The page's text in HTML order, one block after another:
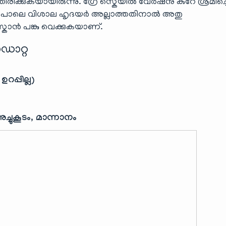
ഗ്രേ സ്കെയിൽ വേർഷനു കുറേ
പോലെ വിശാല ഹൃദയർ അല്ലാത്തതിനാൽ അതു
സ്കാൻ പങ്കു വെക്കുകയാണ്.
മാന്നാനം